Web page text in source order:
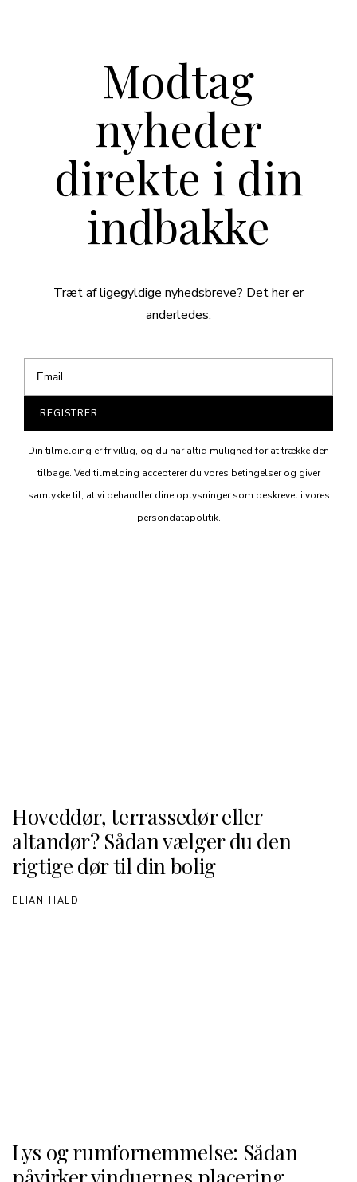
Modtag
nyheder
direkte i din
indbakke
Træt af ligegyldige nyhedsbreve? Det her er
anderledes.
REGISTRER
Din tilmelding er frivillig, og du har altid mulighed for at trække den
tilbage. Ved tilmelding accepterer du vores betingelser og giver
samtykke til, at vi behandler dine oplysninger som beskrevet i vores
persondatapolitik.
Hoveddør, terrassedør eller
altandør? Sådan vælger du den
rigtige dør til din bolig
ELIAN HALD
Lys og rumfornemmelse: Sådan